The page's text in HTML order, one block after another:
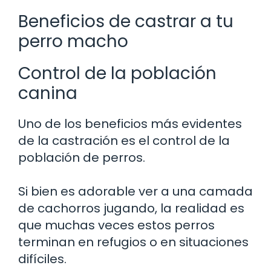
Beneficios de castrar a tu
perro macho
Control de la población
canina
Uno de los beneficios más evidentes
de la castración es el control de la
población de perros.
Si bien es adorable ver a una camada
de cachorros jugando, la realidad es
que muchas veces estos perros
terminan en refugios o en situaciones
difíciles.